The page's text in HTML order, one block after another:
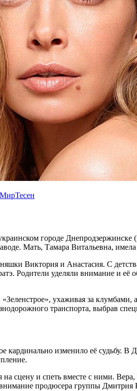
городе
Мать, Тамара Витальевна,
Виктория и Анастасия. С
Родители уделяли внимание и
ухаживая за
транспорта, выбрав
кардинально изменило её судьбу.
сцену и спеть вместе с ними.
продюсера группы Дмитрия